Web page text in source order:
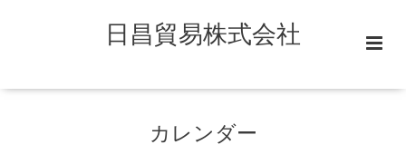
日昌貿易株式会社
カレンダー